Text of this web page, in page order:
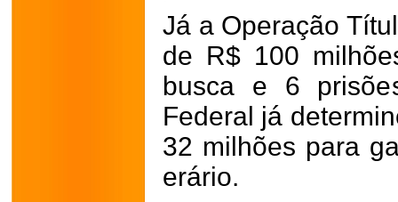
Já a Operação
de R$ 100
busca e 6
Federal já
32 milhões para
erário.